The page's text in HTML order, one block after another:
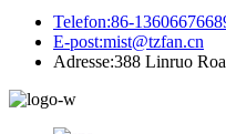
Telefon:86-
E-post:mist@tzfan.cn
Adresse:388 Linruo